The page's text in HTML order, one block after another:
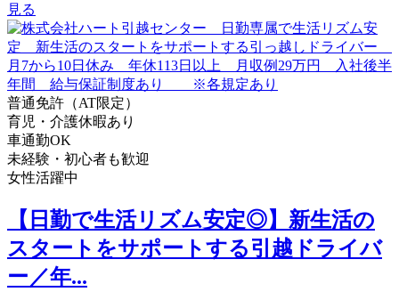
見る
普通免許（AT限定）
育児・介護休暇あり
車通勤OK
未経験・初心者も歓迎
女性活躍中
【日勤で生活リズム安定◎】新生活の
スタートをサポートする引越ドライバ
ー／年...